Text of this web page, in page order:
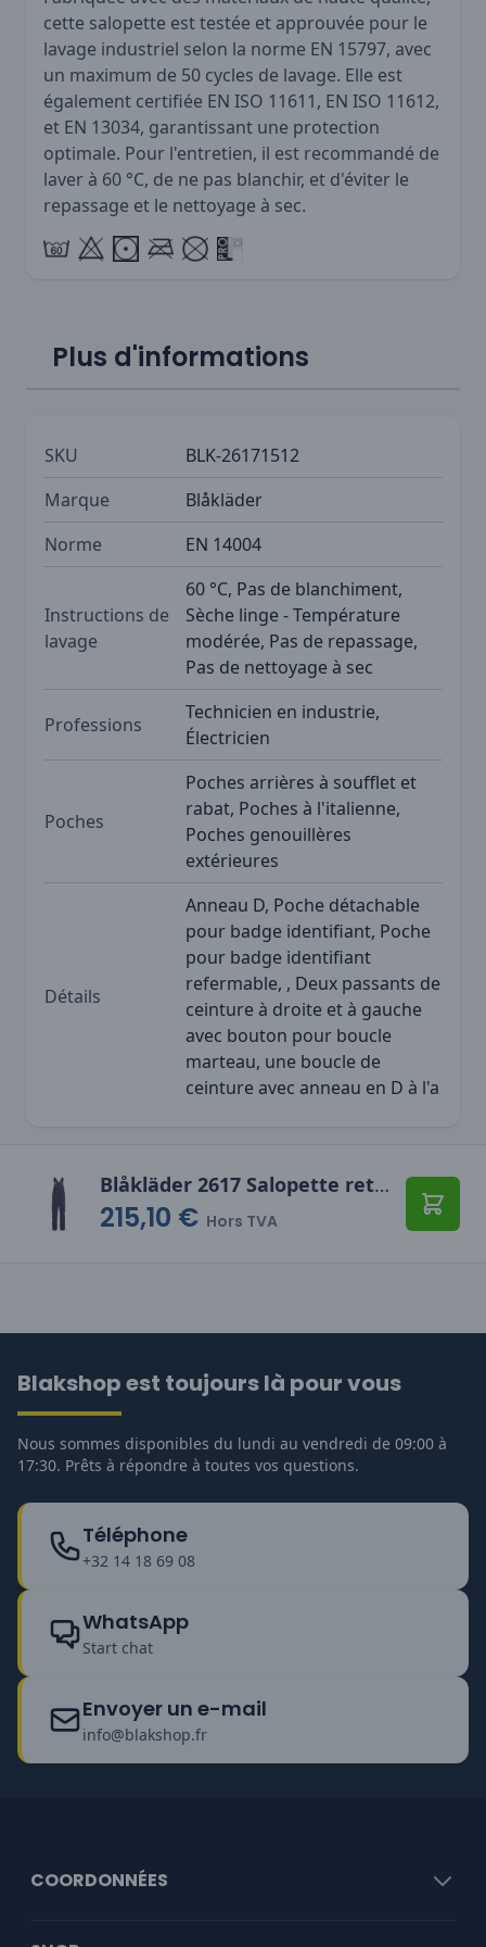
cette salopette est testée et approuvée pour le
lavage industriel selon la norme EN 15797, avec
un maximum de 50 cycles de lavage. Elle est
également certifiée EN ISO 11611, EN ISO 11612,
et EN 13034, garantissant une protection
optimale. Pour l'entretien, il est recommandé de
laver à 60 °C, de ne pas blanchir, et d'éviter le
repassage et le nettoyage à sec.
Plus d'informations
SKU
BLK-26171512
Marque
Blåkläder
Norme
EN 14004
Instructions de
lavage
60 °C, Pas de blanchiment,
Sèche linge - Température
modérée, Pas de repassage,
Pas de nettoyage à sec
Professions
Technicien en industrie,
Électricien
Poches
Poches arrières à soufflet et
rabat, Poches à l'italienne,
Poches genouillères
extérieures
Détails
Anneau D, Poche détachable
pour badge identifiant, Poche
pour badge identifiant
refermable, , Deux passants de
ceinture à droite et à gauche
avec bouton pour boucle
marteau, une boucle de
ceinture avec anneau en D à l'a
Blåkläder 2617 Salopette retardant flamme inhérent
215,10 € Hors TVA
Blakshop est toujours là pour vous
Nous sommes disponibles du lundi au vendredi de 09:00 à
17:30. Prêts à répondre à toutes vos questions.
Téléphone
+32 14 18 69 08
WhatsApp
Start chat
Envoyer un e-mail
info@blakshop.fr
COORDONNÉES